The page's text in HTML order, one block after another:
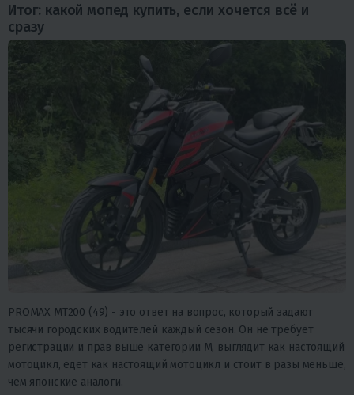
Итог: какой мопед купить, если хочется всё и
сразу
PROMAX MT200 (49) - это ответ на вопрос, который задают
тысячи городских водителей каждый сезон. Он не требует
регистрации и прав выше категории M, выглядит как настоящий
мотоцикл, едет как настоящий мотоцикл и стоит в разы меньше,
чем японские аналоги.